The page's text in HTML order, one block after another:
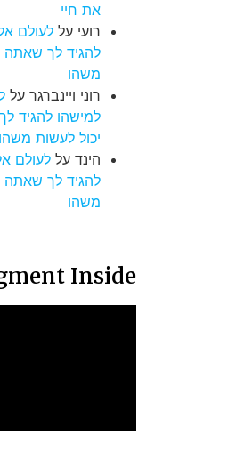
את חיי
רועי עללעולם
להגיד לך שאתה
משהו
רוני ויינברגר על
למישהו להגיד
יכול לעשות משהו
הינד עללעולם
להגיד לך שאתה
משהו
Inside